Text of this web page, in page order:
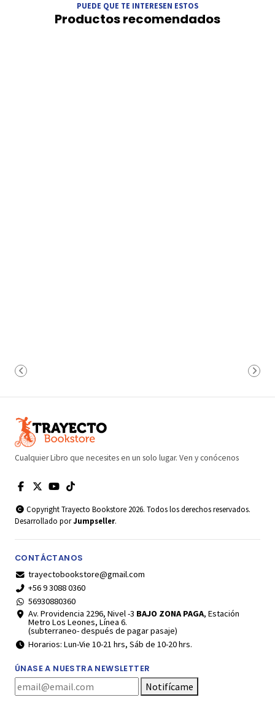
PUEDE QUE TE INTERESEN ESTOS
Productos recomendados
Cualquier Libro que necesites en un solo lugar. Ven y conócenos
Copyright Trayecto Bookstore 2026. Todos los derechos reservados.
Desarrollado porJumpseller.
CONTÁCTANOS
trayectobookstore@gmail.com
+56 9 3088 0360
56930880360
Av. Providencia 2296, Nivel -3 BAJO ZONA PAGA, Estación
Metro Los Leones, Línea 6.
(subterraneo- después de pagar pasaje)
Horarios: Lun-Vie 10-21 hrs, Sáb de 10-20 hrs.
ÚNASE A NUESTRA NEWSLETTER
Notifícame